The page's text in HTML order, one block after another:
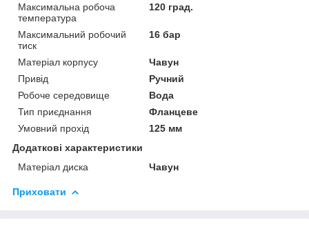
Максимальна робоча
температура
120 град.
Максимальний робочий
тиск
16 бар
Матеріал корпусу
Чавун
Привід
Ручний
Робоче середовище
Вода
Тип приєднання
Фланцеве
Умовний прохід
125 мм
Додаткові характеристики
Матеріал диска
Чавун
Приховати